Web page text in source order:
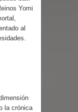
Yomi
al
la crónica